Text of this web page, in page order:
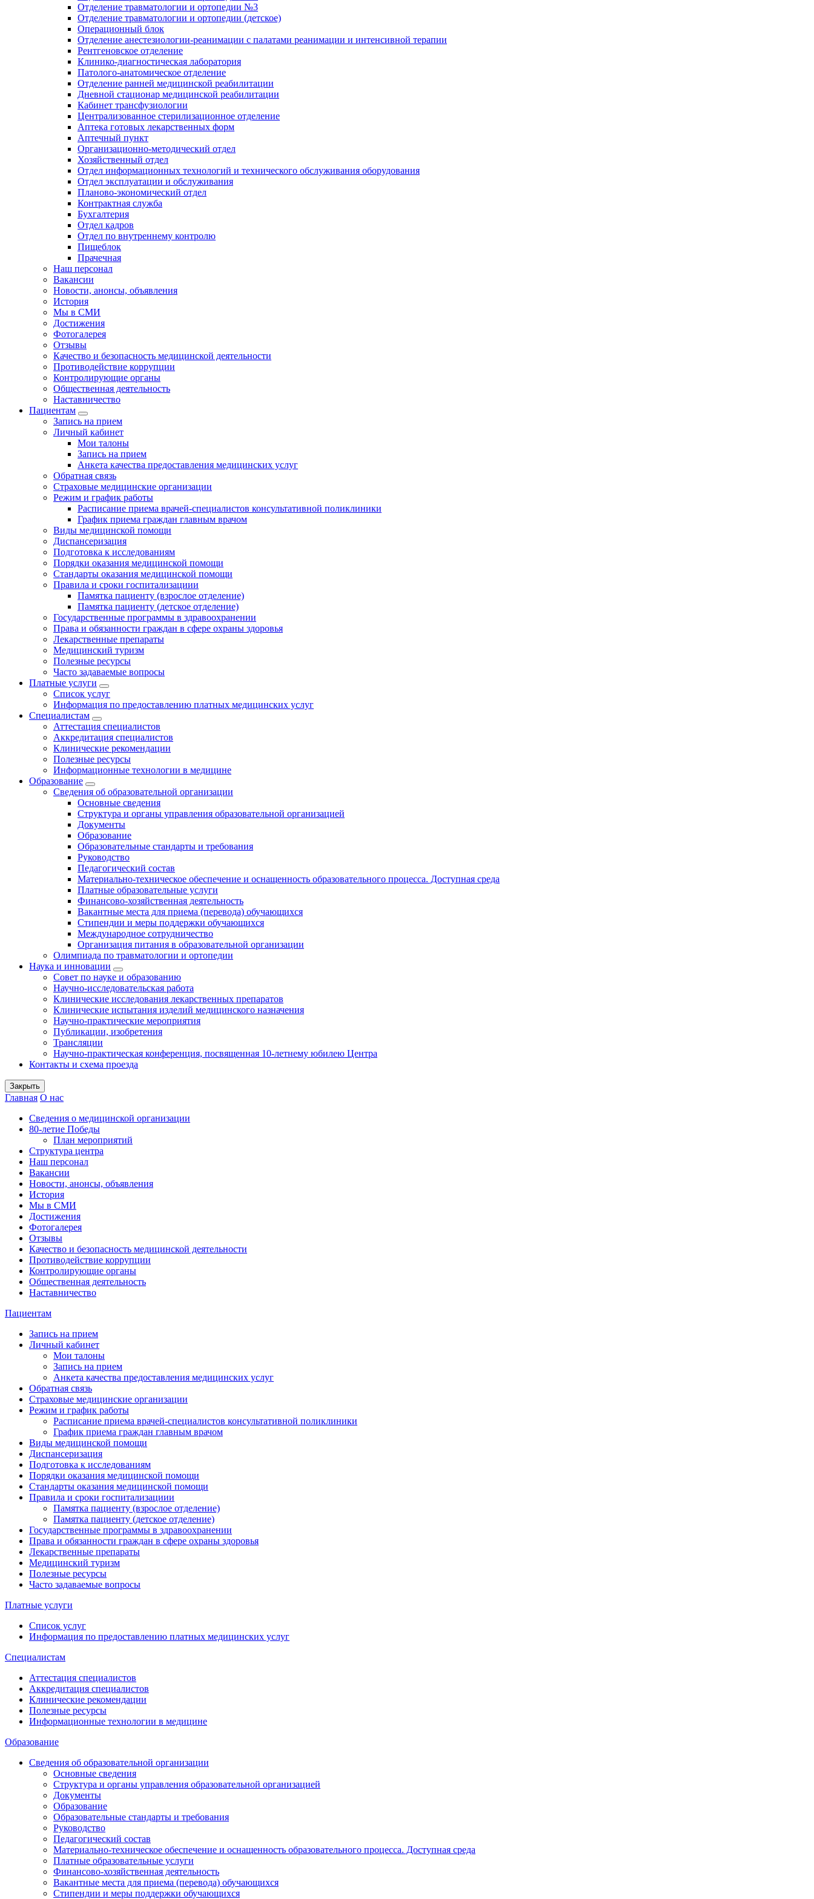
Отделение травматологии и ортопедии №3
Отделение травматологии и ортопедии (детское)
Операционный блок
Отделение анестезиологии-реанимации с палатами реанимации и интенсивной терапии
Рентгеновское отделение
Клинико-диагностическая лаборатория
Патолого-анатомическое отделение
Отделение ранней медицинской реабилитации
Дневной стационар медицинской реабилитации
Кабинет трансфузиологии
Централизованное стерилизационное отделение
Аптека готовых лекарственных форм
Аптечный пункт
Организационно-методический отдел
Хозяйственный отдел
Отдел информационных технологий и технического обслуживания оборудования
Отдел эксплуатации и обслуживания
Планово-экономический отдел
Контрактная служба
Бухгалтерия
Отдел кадров
Отдел по внутреннему контролю
Пищеблок
Прачечная
Наш персонал
Вакансии
Новости, анонсы, объявления
История
Мы в СМИ
Достижения
Фотогалерея
Отзывы
Качество и безопасность медицинской деятельности
Противодействие коррупции
Контролирующие органы
Общественная деятельность
Наставничество
Пациентам
Запись на прием
Личный кабинет
Мои талоны
Запись на прием
Анкета качества предоставления медицинских услуг
Обратная связь
Страховые медицинские организации
Режим и график работы
Расписание приема врачей-специалистов консультативной поликлиники
График приема граждан главным врачом
Виды медицинской помощи
Диспансеризация
Подготовка к исследованиям
Порядки оказания медицинской помощи
Стандарты оказания медицинской помощи
Правила и сроки госпитализациии
Памятка пациенту (взрослое отделение)
Памятка пациенту (детское отделение)
Государственные программы в здравоохранении
Права и обязанности граждан в сфере охраны здоровья
Лекарственные препараты
Медицинский туризм
Полезные ресурсы
Часто задаваемые вопросы
Платные услуги
Список услуг
Информация по предоставлению платных медицинских услуг
Специалистам
Аттестация специалистов
Аккредитация специалистов
Клинические рекомендации
Полезные ресурсы
Информационные технологии в медицине
Образование
Сведения об образовательной организации
Основные сведения
Структура и органы управления образовательной организацией
Документы
Образование
Образовательные стандарты и требования
Руководство
Педагогический состав
Материально-техническое обеспечение и оснащенность образовательного процесса. Доступная среда
Платные образовательные услуги
Финансово-хозяйственная деятельность
Вакантные места для приема (перевода) обучающихся
Стипендии и меры поддержки обучающихся
Международное сотрудничество
Организация питания в образовательной организации
Олимпиада по травматологии и ортопедии
Наука и инновации
Совет по науке и образованию
Научно-исследовательская работа
Клинические исследования лекарственных препаратов
Клинические испытания изделий медицинского назначения
Научно-практические мероприятия
Публикации, изобретения
Трансляции
Научно-практическая конференция, посвященная 10-летнему юбилею Центра
Контакты и схема проезда
Закрыть
Главная О нас
Сведения о медицинской организации
80-летие Победы
План мероприятий
Структура центра
Наш персонал
Вакансии
Новости, анонсы, объявления
История
Мы в СМИ
Достижения
Фотогалерея
Отзывы
Качество и безопасность медицинской деятельности
Противодействие коррупции
Контролирующие органы
Общественная деятельность
Наставничество
Пациентам
Запись на прием
Личный кабинет
Мои талоны
Запись на прием
Анкета качества предоставления медицинских услуг
Обратная связь
Страховые медицинские организации
Режим и график работы
Расписание приема врачей-специалистов консультативной поликлиники
График приема граждан главным врачом
Виды медицинской помощи
Диспансеризация
Подготовка к исследованиям
Порядки оказания медицинской помощи
Стандарты оказания медицинской помощи
Правила и сроки госпитализациии
Памятка пациенту (взрослое отделение)
Памятка пациенту (детское отделение)
Государственные программы в здравоохранении
Права и обязанности граждан в сфере охраны здоровья
Лекарственные препараты
Медицинский туризм
Полезные ресурсы
Часто задаваемые вопросы
Платные услуги
Список услуг
Информация по предоставлению платных медицинских услуг
Специалистам
Аттестация специалистов
Аккредитация специалистов
Клинические рекомендации
Полезные ресурсы
Информационные технологии в медицине
Образование
Сведения об образовательной организации
Основные сведения
Структура и органы управления образовательной организацией
Документы
Образование
Образовательные стандарты и требования
Руководство
Педагогический состав
Материально-техническое обеспечение и оснащенность образовательного процесса. Доступная среда
Платные образовательные услуги
Финансово-хозяйственная деятельность
Вакантные места для приема (перевода) обучающихся
Стипендии и меры поддержки обучающихся